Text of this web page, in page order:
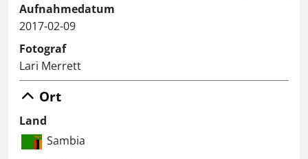
Aufnahmedatum
2017-02-09
Fotograf
Lari Merrett
Ort
Land
Sambia